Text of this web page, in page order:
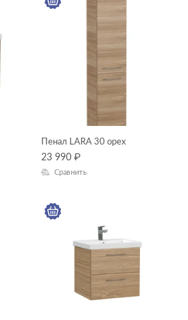
Пенал LARA 30 орех
23 990 ₽
Сравнить